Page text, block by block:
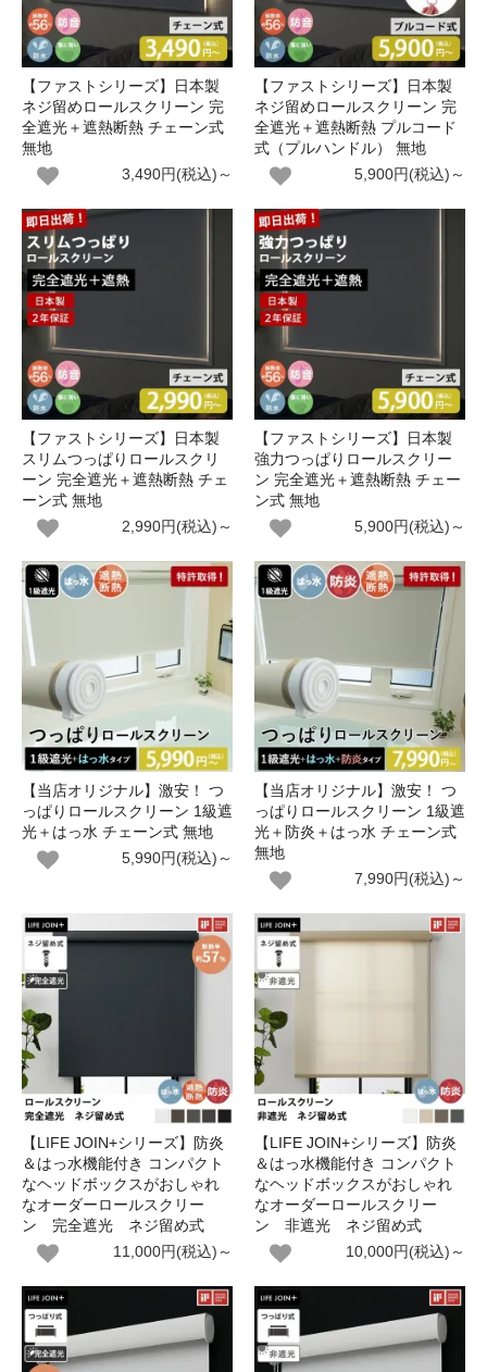
【ファストシリーズ】日本製
ネジ留めロールスクリーン 完
全遮光＋遮熱断熱 チェーン式
無地
3,490円(税込)～
【ファストシリーズ】日本製
ネジ留めロールスクリーン 完
全遮光＋遮熱断熱 プルコード
式（プルハンドル） 無地
5,900円(税込)～
【ファストシリーズ】日本製
スリムつっぱりロールスクリ
ーン 完全遮光＋遮熱断熱 チェ
ーン式 無地
2,990円(税込)～
【ファストシリーズ】日本製
強力つっぱりロールスクリー
ン 完全遮光＋遮熱断熱 チェー
ン式 無地
5,900円(税込)～
【当店オリジナル】激安！ つ
っぱりロールスクリーン 1級遮
光＋はっ水 チェーン式 無地
5,990円(税込)～
【当店オリジナル】激安！ つ
っぱりロールスクリーン 1級遮
光＋防炎＋はっ水 チェーン式
無地
7,990円(税込)～
【LIFE JOIN+シリーズ】防炎
＆はっ水機能付き コンパクト
なヘッドボックスがおしゃれ
なオーダーロールスクリー
ン 完全遮光 ネジ留め式
11,000円(税込)～
【LIFE JOIN+シリーズ】防炎
＆はっ水機能付き コンパクト
なヘッドボックスがおしゃれ
なオーダーロールスクリー
ン 非遮光 ネジ留め式
10,000円(税込)～